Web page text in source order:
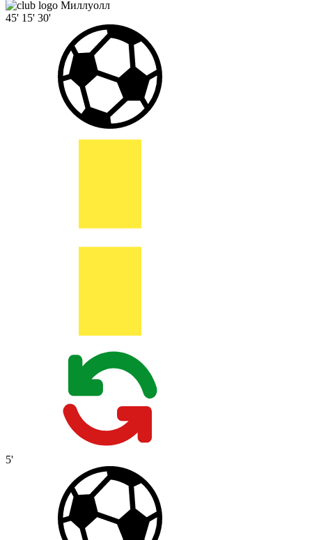
Миллуолл
45' 15' 30'
5'